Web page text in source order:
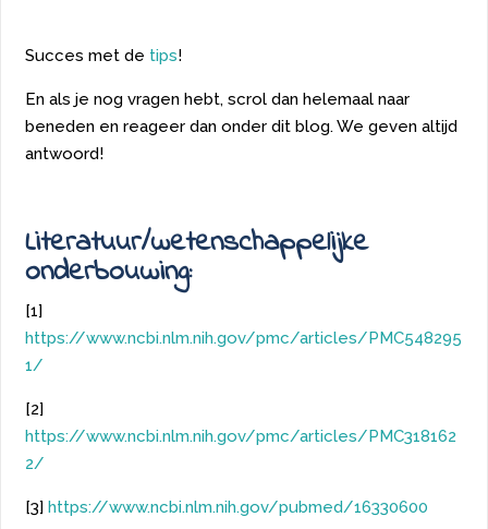
Succes met de tips!
En als je nog vragen hebt, scrol dan helemaal naar
beneden en reageer dan onder dit blog. We geven altijd
antwoord!
Literatuur/wetenschappelijke
onderbouwing:
[1]
https://www.ncbi.nlm.nih.gov/pmc/articles/PMC548295
1/
[2]
https://www.ncbi.nlm.nih.gov/pmc/articles/PMC318162
2/
[3]https://www.ncbi.nlm.nih.gov/pubmed/16330600